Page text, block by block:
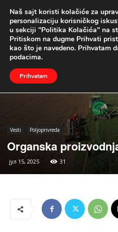
Naslovna Vesti Poljoprivreda
Vesti Poljoprivreda
Organska
јул 15, 2025 31
Naš sajt koristi kolačiće za
personalizaciju korisničkog
u sekciji "Politika Kolačića" na
Pritiskom na dugme Prihvati
kao što je navedeno. Prihvatam
podacima.
Prihvatam